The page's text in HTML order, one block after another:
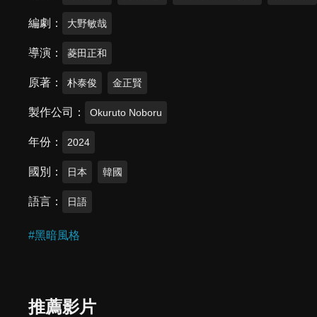
編劇 大野敏哉
導演 菱田正和
原著 朴泰俊 金正賢
製作公司 Okuruto Noboru
年份 2024
國別 日本 韓國
語言 日語
#黑暗風格
推薦影片